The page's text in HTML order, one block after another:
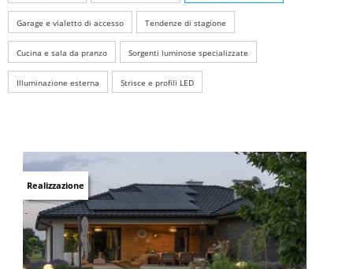
Garage e vialetto di accesso Tendenze di stagione
Cucina e sala da pranzo Sorgenti luminose specializzate
Illuminazione esterna Strisce e profili LED
Realizzazione